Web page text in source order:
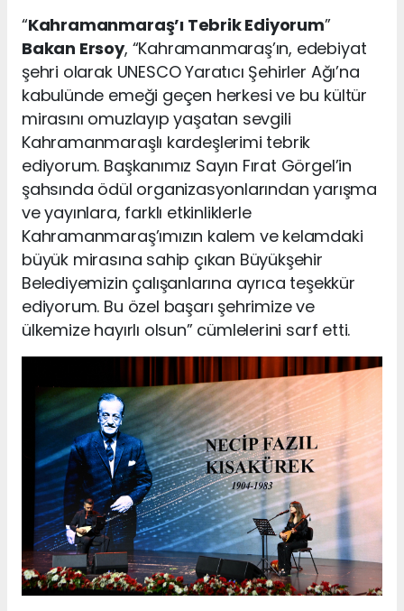
“Kahramanmaraş’ı Tebrik Ediyorum”
Bakan Ersoy, “Kahramanmaraş’ın, edebiyat
şehri olarak UNESCO Yaratıcı Şehirler Ağı’na
kabulünde emeği geçen herkesi ve bu kültür
mirasını omuzlayıp yaşatan sevgili
Kahramanmaraşlı kardeşlerimi tebrik
ediyorum. Başkanımız Sayın Fırat Görgel’in
şahsında ödül organizasyonlarından yarışma
ve yayınlara, farklı etkinliklerle
Kahramanmaraş’ımızın kalem ve kelamdaki
büyük mirasına sahip çıkan Büyükşehir
Belediyemizin çalışanlarına ayrıca teşekkür
ediyorum. Bu özel başarı şehrimize ve
ülkemize hayırlı olsun” cümlelerini sarf etti.